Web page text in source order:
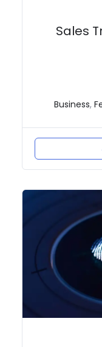
Sales
Business,